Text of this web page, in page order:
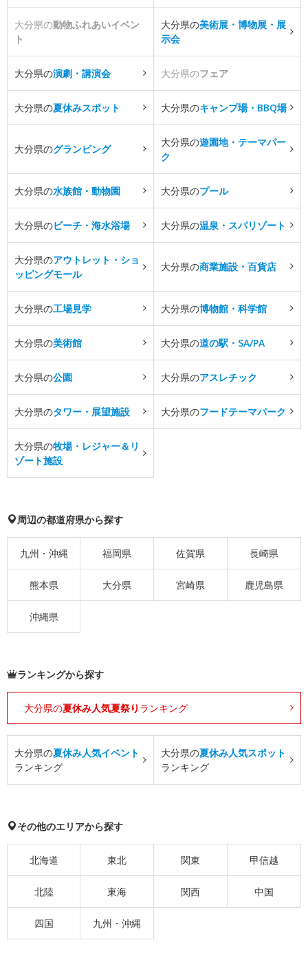
大分県の動物ふれあいイベン
ト
大分県の美術展・博物展・展
示会
大分県の演劇・講演会 大分県のフェア
大分県の夏休みスポット 大分県のキャンプ場・BBQ場
大分県のグランピング
大分県の遊園地・テーマパー
ク
大分県の水族館・動物園 大分県のプール
大分県のビーチ・海水浴場 大分県の温泉・スパリゾート
大分県のアウトレット・ショ
ッピングモール
大分県の商業施設・百貨店
大分県の工場見学 大分県の博物館・科学館
大分県の美術館 大分県の道の駅・SA/PA
大分県の公園 大分県のアスレチック
大分県のタワー・展望施設 大分県のフードテーマパーク
大分県の牧場・レジャー＆リ
ゾート施設
周辺の都道府県から探す
九州・沖縄 福岡県 佐賀県 長崎県
熊本県 大分県 宮崎県 鹿児島県
沖縄県
ランキングから探す
大分県の夏休み人気夏祭り ランキング
大分県の夏休み人気イベント
ランキング
大分県の夏休み人気スポット
ランキング
その他のエリアから探す
北海道 東北 関東 甲信越
北陸 東海 関西 中国
四国 九州・沖縄